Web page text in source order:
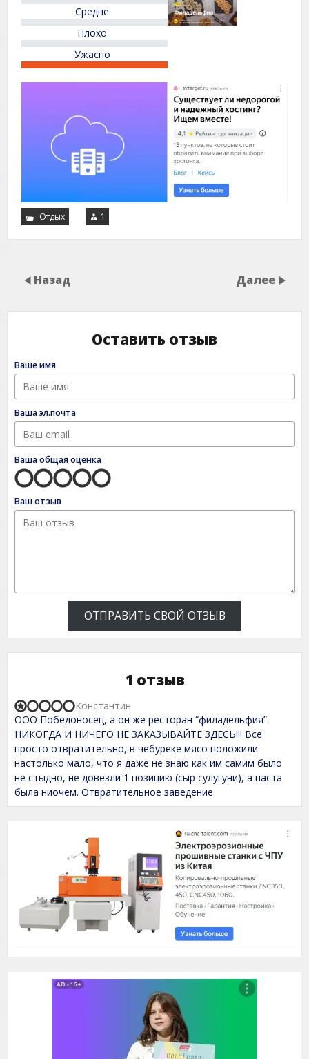
5
Средне
Плохо
Ужасно
Отдых 1
Назад Далее
Оставить отзыв
Ваше имя
Ваша эл.почта
Ваша общая оценка
Ваш отзыв
ОТПРАВИТЬ СВОЙ ОТЗЫВ
1 отзыв
R
a
t
e
d
1
,
0
o
u
t
ООО Победоносец, а он же ресторан “филадельфия”.
НИКОГДА И НИЧЕГО НЕ ЗАКАЗЫВАЙТЕ ЗДЕСЬ!!! Все
просто отвратительно, в чебуреке мясо положили
настолько мало, что я даже не знаю как им самим было
не стыдно, не довезли 1 позицию (сыр сулугуни), а паста
была ниочем. Отвратительное заведение
Константин